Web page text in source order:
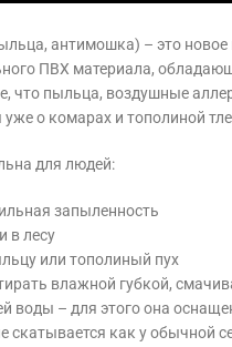
антимошка) – это новое
ПВХ материала,
что пыльца, воздушные
о комарах и тополиной
для людей:
запыленность
в лесу
или тополиный пух
влажной губкой,
воды – для этого она
как у обычной